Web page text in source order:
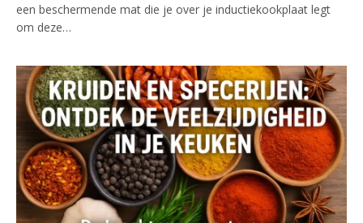
een beschermende mat die je over je inductiekookplaat legt
om deze…